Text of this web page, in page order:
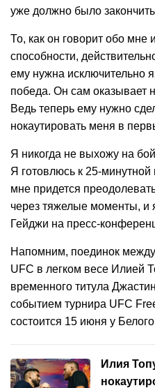
уже должно было
То, как он говорит обо мне
способности,
ему нужна исключительно
победа. Он сам оказывает
Ведь теперь ему нужно
нокаутировать меня в
Я никогда не выхожу на
Я готовлюсь к 25-
мне придется
через тяжелые моменты, и
Гейджи на пресс-
Напомним, поединок
UFC в легком весе Илией
временного титула
событием турнира UFC
состоится 15 июня у
Илия